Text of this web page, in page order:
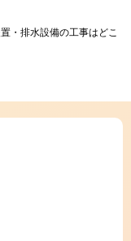
・排水設備の工事はどこ